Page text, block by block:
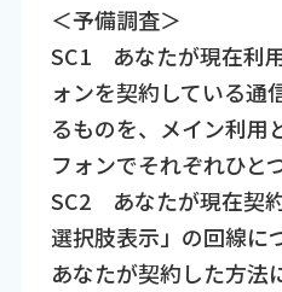
＜予備調査＞
SC1 あなたが現在利
ォンを契約している通
るものを、メイン利用
フォンでそれぞれひと
SC2 あなたが現在契
選択肢表示」の回線に
あなたが契約した方法